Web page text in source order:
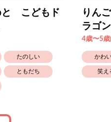
と こどもド
たのしい
ともだち
りん
ラゴ
4歳〜5
かわ
笑え